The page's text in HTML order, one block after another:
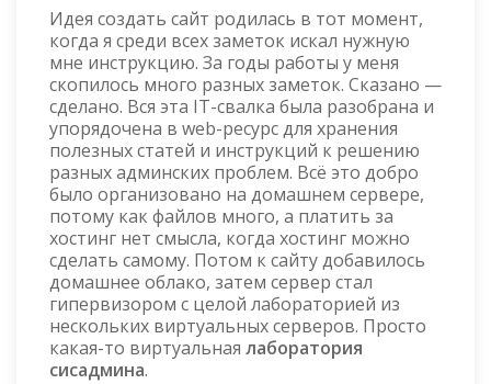
Идея создать сайт родилась в тот момент,
когда я среди всех заметок искал нужную
мне инструкцию. За годы работы у меня
скопилось много разных заметок. Сказано —
сделано. Вся эта IT-свалка была разобрана и
упорядочена в web-ресурс для хранения
полезных статей и инструкций к решению
разных админских проблем. Всё это добро
было организовано на домашнем сервере,
потому как файлов много, а платить за
хостинг нет смысла, когда хостинг можно
сделать самому. Потом к сайту добавилось
домашнее облако, затем сервер стал
гипервизором с целой лабораторией из
нескольких виртуальных серверов. Просто
какая-то виртуальная лаборатория
сисадмина.